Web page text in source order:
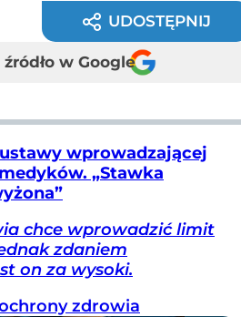
UDOSTĘPNIJ
źródło w Google
wprowadzającej
„Stawka
chce wprowadzić limit
zdaniem
on za wysoki.
zdrowia